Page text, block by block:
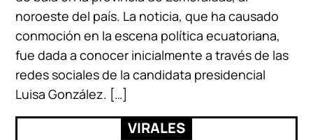
noroeste del país. La noticia, que ha causado
conmoción en la escena política ecuatoriana,
fue dada a conocer inicialmente a través de las
redes sociales de la candidata presidencial
Luisa González. […]
VIRALES